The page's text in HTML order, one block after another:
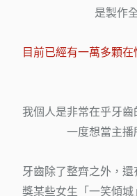
是製作
目前已經有一萬多顆
我個人是非常在乎牙
一度想當主播
牙齒除了整齊之外，
獎某些女生「一笑傾